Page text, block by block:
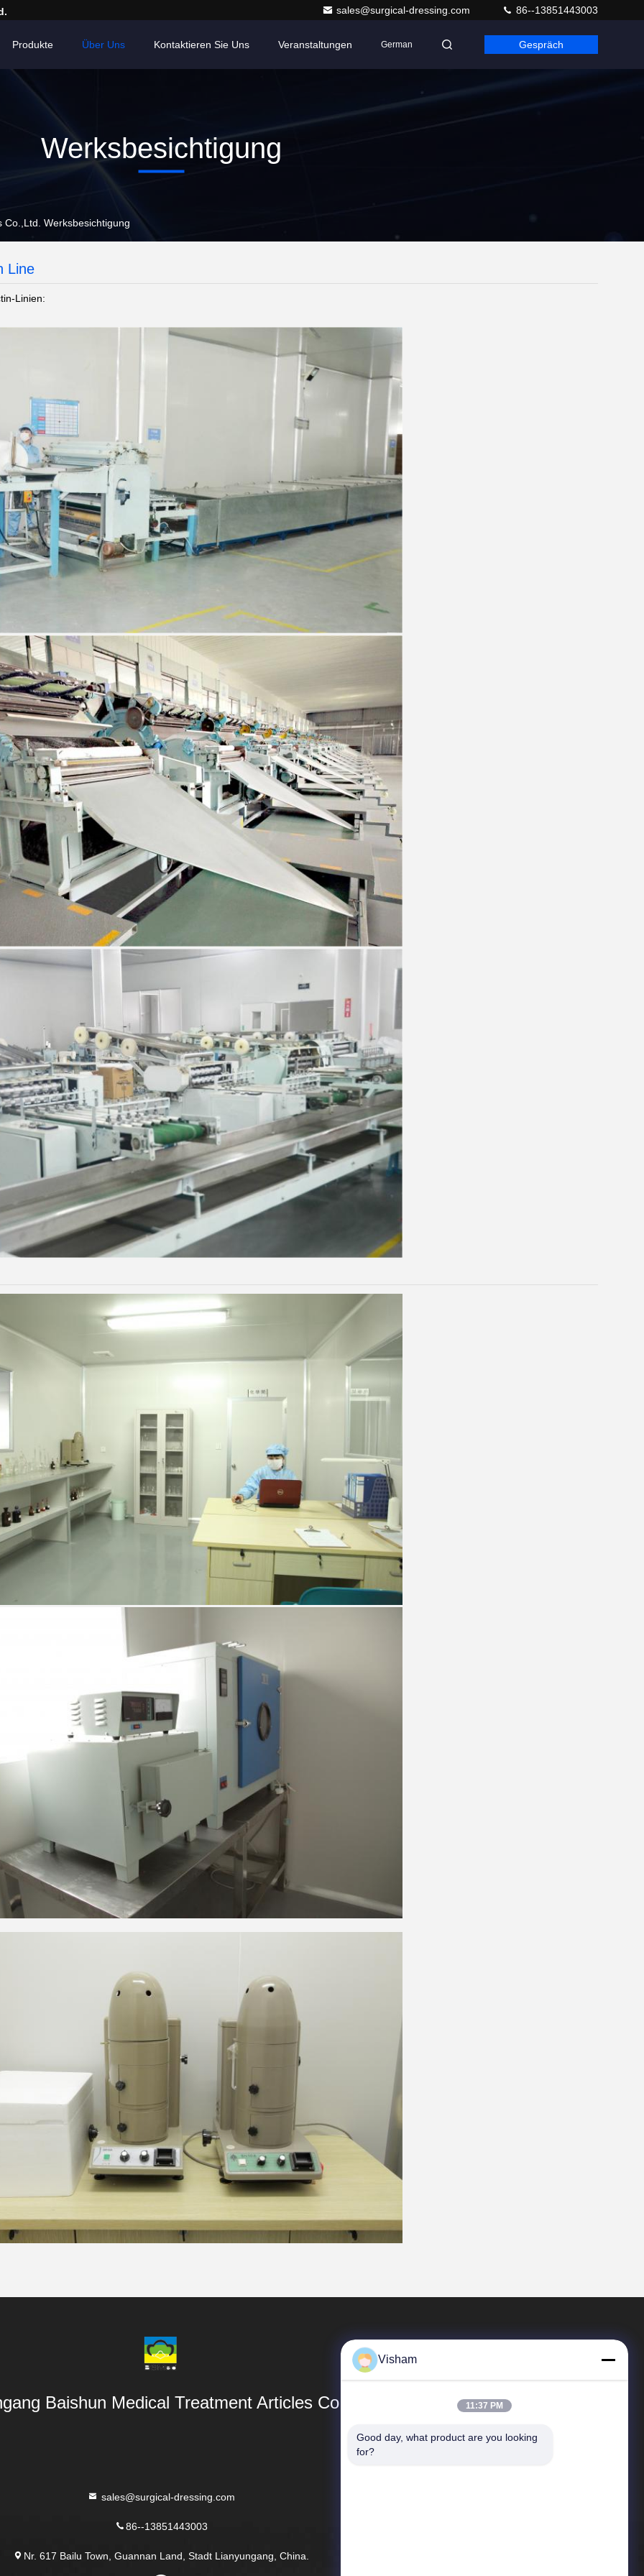
sales@surgical-dressing.com 86--13851443003
Produkte Über Uns Kontaktieren Sie Uns Veranstaltungen German Gespräch
Werksbesichtigung
Co.,Ltd. Werksbesichtigung
Line
Linien:
Baishun Medical Treatment Articles Co.,Ltd.
sales@surgical-dressing.com
86--13851443003
Nr. 617 Bailu Town, Guannan Land, Stadt Lianyungang, China.
Schnelle Links
Visham
11:37 PM
Good day, what product are you looking
for?